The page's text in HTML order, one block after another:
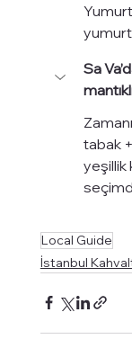
Sa
tabak
yeşillik
Local Guide
İstanbul